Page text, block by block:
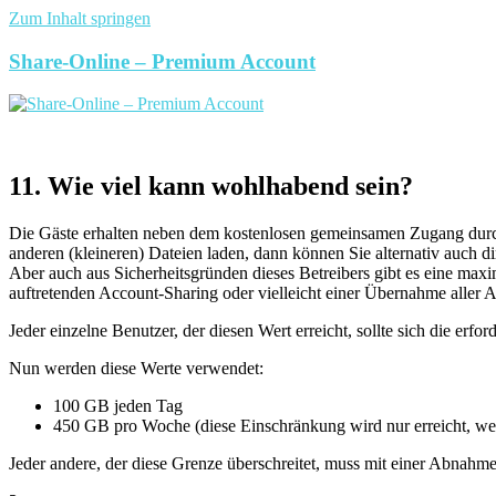
Zum Inhalt springen
Share-Online – Premium Account
11. Wie viel kann wohlhabend sein?
Die Gäste erhalten neben dem kostenlosen gemeinsamen Zugang
anderen (kleineren) Dateien laden, dann können Sie alternativ auch
Aber auch aus Sicherheitsgründen dieses Betreibers gibt es eine
auftretenden Account-Sharing oder vielleicht einer Übernahme
Jeder einzelne Benutzer, der diesen Wert erreicht, sollte sich die
Nun werden diese Werte verwendet:
100 GB jeden Tag
450 GB pro Woche (diese Einschränkung wird nur erreicht,
Jeder andere, der diese Grenze überschreitet, muss mit einer